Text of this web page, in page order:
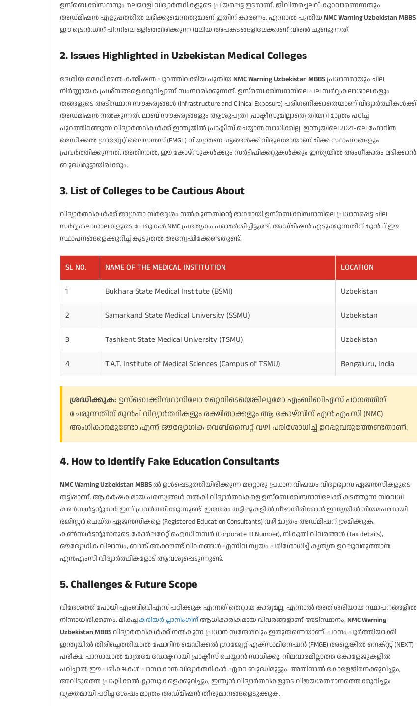
ഉസ്‌ബെക്കിസ്ഥാനും മലയാളി വിദ്യാർത്ഥികളുടെ പ്രിയപ്പെട്ട ഇടമാണ്. ജീവിതച്ചെലവ് കുറവാണെന്നതും
അഡ്മിഷൻ എളുപ്പത്തിൽ ലഭിക്കുമെന്നതുമാണ് ഇതിന് കാരണം. എന്നാൽ പുതിയ NMC Warning Uzbekistan MBBS
ഈ ട്രെൻഡിന് പിന്നിലെ ഒളിഞ്ഞിരിക്കുന്ന വലിയ അപകടങ്ങളിലേക്കാണ് വിരൽ ചൂണ്ടുന്നത്.
2. Issues Highlighted in Uzbekistan Medical Colleges
ദേശീയ മെഡിക്കൽ കമ്മീഷൻ പുറത്തിറക്കിയ പുതിയ NMC Warning Uzbekistan MBBS പ്രധാനമായും ചില
നിർണ്ണായക പ്രശ്നങ്ങളെക്കുറിച്ചാണ് സംസാരിക്കുന്നത്. ഉസ്‌ബെക്കിസ്ഥാനിലെ പല സർവ്വകലാശാലകളും
തങ്ങളുടെ അടിസ്ഥാന സൗകര്യങ്ങൾ (Infrastructure and Clinical Exposure) പരിഗണിക്കാതെയാണ് വിദ്യാർത്ഥികൾക്ക്
അഡ്മിഷൻ നൽകുന്നത്. ലാബ് സൗകര്യങ്ങളും ആശുപത്രി പ്രാക്ടീസുമില്ലാതെ തിയറി മാത്രം പഠിച്ച്
പുറത്തിറങ്ങുന്ന വിദ്യാർത്ഥികൾക്ക് ഇന്ത്യയിൽ പ്രാക്ടീസ് ചെയ്യാൻ സാധിക്കില്ല. ഇന്ത്യയിലെ 2021-ലെ ഫോറിൻ
മെഡിക്കൽ ഗ്രാജ്വേറ്റ് ലൈസൻസ് (FMGL) നിയന്ത്രണ ചട്ടങ്ങൾക്ക് വിരുദ്ധമായാണ് മിക്ക സ്ഥാപനങ്ങളും
പ്രവർത്തിക്കുന്നത്. അതിനാൽ, ഈ കോഴ്‌സുകൾക്കും സർട്ടിഫിക്കറ്റുകൾക്കും ഇന്ത്യയിൽ അംഗീകാരം ലഭിക്കാൻ
ബുദ്ധിമുട്ടായിരിക്കും.
3. List of Colleges to be Cautious About
വിദ്യാർത്ഥികൾക്ക് ജാഗ്രതാ നിർദ്ദേശം നൽകുന്നതിന്റെ ഭാഗമായി ഉസ്‌ബെക്കിസ്ഥാനിലെ പ്രധാനപ്പെട്ട ചില
സർവ്വകലാശാലകളുടെ പേരുകൾ NMC പ്രത്യേകം പരാമർശിച്ചിട്ടുണ്ട്. അഡ്മിഷൻ എടുക്കുന്നതിന് മുൻപ് ഈ
സ്ഥാപനങ്ങളെക്കുറിച്ച് കൂടുതൽ അന്വേഷിക്കേണ്ടതുണ്ട്:
SL NO. NAME OF THE MEDICAL INSTITUTION LOCATION
1 Bukhara State Medical Institute (BSMI) Uzbekistan
2 Samarkand State Medical University (SSMU) Uzbekistan
3 Tashkent State Medical University (TSMU) Uzbekistan
4 T.A.T. Institute of Medical Sciences (Campus of TSMU) Bengaluru, India
ശ്രദ്ധിക്കുക: ഉസ്‌ബെക്കിസ്ഥാനിലോ മറ്റെവിടെയെങ്കിലുമോ എംബിബിഎസ് പഠനത്തിന്
ചേരുന്നതിന് മുൻപ് വിദ്യാർത്ഥികളും രക്ഷിതാക്കളും ആ കോഴ്‌സിന് എൻ.എം.സി (NMC)
അംഗീകാരമുണ്ടോ എന്ന് ഔദ്യോഗിക വെബ്സൈറ്റ് വഴി പരിശോധിച്ച് ഉറപ്പുവരുത്തേണ്ടതാണ്.
4. How to Identify Fake Education Consultants
NMC Warning Uzbekistan MBBSൽ ഉൾപ്പെടുത്തിയിരിക്കുന്ന മറ്റൊരു പ്രധാന വിഷയം വിദ്യാഭ്യാസ ഏജൻസികളുടെ
തട്ടിപ്പാണ്. ആകർഷകമായ പരസ്യങ്ങൾ നൽകി വിദ്യാർത്ഥികളെ ഉസ്‌ബെക്കിസ്ഥാനിലേക്ക് കടത്തുന്ന നിരവധി
കൺസൾട്ടന്റുമാർ ഇന്ന് പ്രവർത്തിക്കുന്നുണ്ട്. ഇത്തരം തട്ടിപ്പുകളിൽ വീഴാതിരിക്കാൻ ഇന്ത്യയിൽ നിയമപരമായി
രജിസ്റ്റർ ചെയ്ത ഏജൻസികളെ (Registered Education Consultants) വഴി മാത്രം അഡ്മിഷന് ശ്രമിക്കുക.
കൺസൾട്ടന്റുമാരുടെ കോർപ്പറേറ്റ് ഐഡി നമ്പർ (Corporate ID Number), നികുതി വിവരങ്ങൾ (Tax details),
ഔദ്യോഗിക വിലാസം, ബാങ്ക് അക്കൗണ്ട് വിവരങ്ങൾ എന്നിവ സ്വയം പരിശോധിച്ച് കൃത്യത ഉറപ്പുവരുത്താൻ
എൻഎംസി വിദ്യാർത്ഥികളോട് ആവശ്യപ്പെടുന്നുണ്ട്.
5. Challenges & Future Scope
വിദേശത്ത് പോയി എംബിബിഎസ് പഠിക്കുക എന്നത് തെറ്റായ കാര്യമല്ല, എന്നാൽ അത് ശരിയായ സ്ഥാപനങ്ങളിൽ
നിന്നായിരിക്കണം. മികച്ചകരിയർ പ്ലാനിംഗിന്ആധികാരികമായ വിവരങ്ങളാണ് അടിസ്ഥാനം. NMC Warning
Uzbekistan MBBS വിദ്യാർത്ഥികൾക്ക് നൽകുന്ന പ്രധാന സന്ദേശവും ഇതുതന്നെയാണ്. പഠനം പൂർത്തിയാക്കി
ഇന്ത്യയിൽ തിരിച്ചെത്തിയാൽ ഫോറിൻ മെഡിക്കൽ ഗ്രാജ്വേറ്റ് എക്സാമിനേഷൻ (FMGE) അല്ലെങ്കിൽ നെക്സ്റ്റ് (NEXT)
പരീക്ഷ പാസായാൽ മാത്രമേ ഡോക്ടറായി പ്രാക്ടീസ് ചെയ്യാൻ സാധിക്കൂ. നിലവാരമില്ലാത്ത കോളേജുകളിൽ
പഠിച്ചാൽ ഈ പരീക്ഷകൾ പാസാകാൻ വിദ്യാർത്ഥികൾ ഏറെ ബുദ്ധിമുട്ടും. അതിനാൽ കോളേജിനെക്കുറിച്ചും,
അവിടുത്തെ പ്രാക്ടിക്കൽ ക്ലാസുകളെക്കുറിച്ചും, ഇന്ത്യൻ വിദ്യാർത്ഥികളുടെ വിജയശതമാനത്തെക്കുറിച്ചും
വ്യക്തമായി പഠിച്ച ശേഷം മാത്രം അഡ്മിഷൻ തീരുമാനങ്ങളെടുക്കുക.